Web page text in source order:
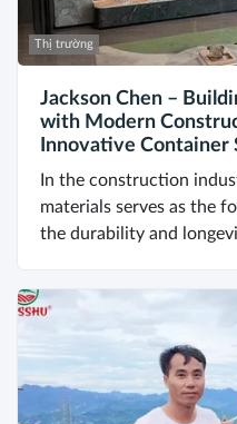
Thị trường
Jackson Chen –
with Modern
Innovative Container
In the construction
materials serves as the
the durability and